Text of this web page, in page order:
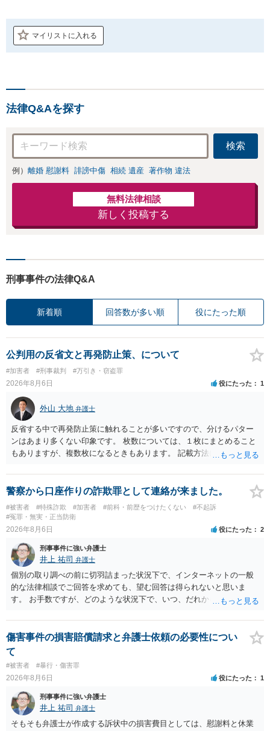
マイリストに入れる
法律Q&Aを探す
検索
例） 離婚 慰謝料 誹謗中傷 相続 遺産 著作物 違法
無料法律相談
新しく投稿する
刑事事件の法律Q&A
新着順 回答数が多い順 役にたった順
公判用の反省文と再発防止策、について
#加害者 #刑事裁判 #万引き・窃盗罪
2026年8月6日 役にたった 1
外山 大地 弁護士
反省する中で再発防止策に触れることが多いですので、分けるパター
ンはあまり多くない印象です。 枚数については、１枚にまとめること
もありますが、複数枚になるときもあります。 記載方法については、
います。 したがいまして、いずれも良いかと考えます。
警察から口座作りの詐欺罪として連絡が来ました。
#被害者 #特殊詐欺 #加害者 #前科・前歴をつけたくない
#不起訴
#冤罪・無実・正当防衛
2026年8月6日 役にたった 2
刑事事件に強い弁護士
井上 祐司 弁護士
個別の取り調べの前に切羽詰まった状況下で、インターネットの一般
的な法律相談でご回答を求めても、望む回答は得られないと思いま
す。 お手数ですが、どのような状況下で、いつ、だれからどのような
の程度だと聞いているのかということについて、お近くで詳細な法律
相談を受けられたうえで対処方法を探された方がよいと思われます。
一般論でいえば、任意取り調べの場合、ＩＣレコーダーを持参して取
り調べ内容を録音することは必須だと考えます。
傷害事件の損害賠償請求と弁護士依頼の必要性につい
て
#被害者 #暴行・傷害罪
2026年8月6日 役にたった 1
刑事事件に強い弁護士
井上 祐司 弁護士
そもそも弁護士が作成する訴状中の損害費目としては、慰謝料と休業